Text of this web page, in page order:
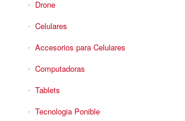
Drone
Celulares
Accesorios para Celulares
Computadoras
Tablets
Tecnologia Ponible